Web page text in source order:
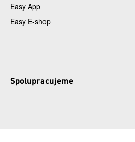
Easy App
Easy E-shop
Spolupracujeme